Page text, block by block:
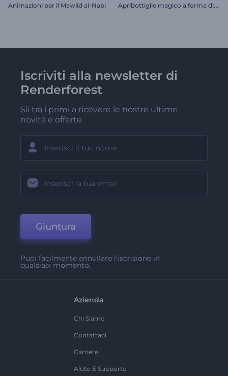
Animazioni per il Mawlid al-Nabi A
pribottiglie magico a forma di palla di neve
Iscriviti alla newsletter di
Renderforest
Sii tra i primi a ricevere le nostre ultime
novità e offerte
Giuntura
Puoi facilmente annullare l'iscrizione in
qualsiasi momento.
Azienda
Chi Siamo
Contattaci
Carriere
Aiuto E Supporto